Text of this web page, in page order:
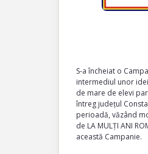
S-a încheiat o
intermediul unor
de mare de elevi
întreg județul
perioadă, văzând
de LA MULȚI ANI
această Campanie.